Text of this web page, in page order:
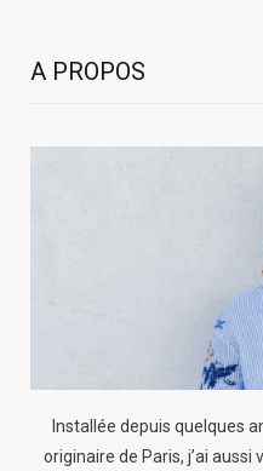
A PROPOS
Installée depuis quelques
originaire de Paris, j’ai